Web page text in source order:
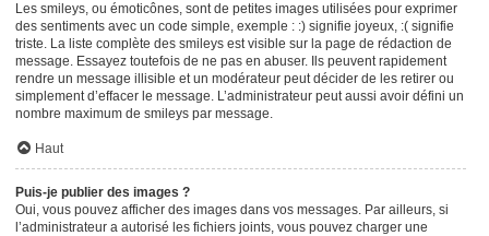
Les smileys, ou émoticônes, sont de petites images utilisées pour exprimer
des sentiments avec un code simple, exemple : :) signifie joyeux, :( signifie
triste. La liste complète des smileys est visible sur la page de rédaction de
message. Essayez toutefois de ne pas en abuser. Ils peuvent rapidement
rendre un message illisible et un modérateur peut décider de les retirer ou
simplement d’effacer le message. L’administrateur peut aussi avoir défini un
nombre maximum de smileys par message.
Haut
Puis-je publier des images ?
Oui, vous pouvez afficher des images dans vos messages. Par ailleurs, si
l’administrateur a autorisé les fichiers joints, vous pouvez charger une